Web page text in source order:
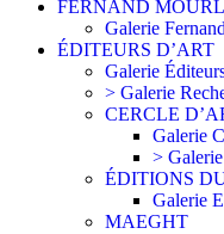
FERNAND
Galerie
ÉDITEURS D’ART
Galerie
> Galerie
CERCLE
Galerie
>
ÉDITIONS
Galerie
MAEGHT